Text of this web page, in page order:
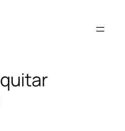
quitar